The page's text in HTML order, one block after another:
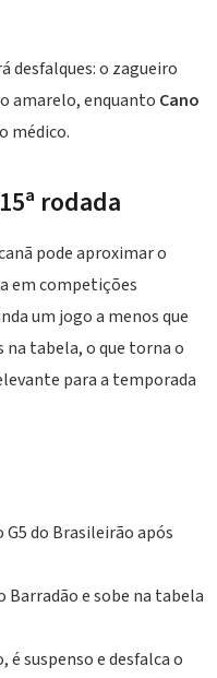
desfalques: o zagueiro
amarelo, enquanto Cano
médico.
rodada
pode aproximar o
em competições
um jogo a menos que
tabela, o que torna o
para a temporada
do Brasileirão após
Barradão e sobe na tabela
suspenso e desfalca o